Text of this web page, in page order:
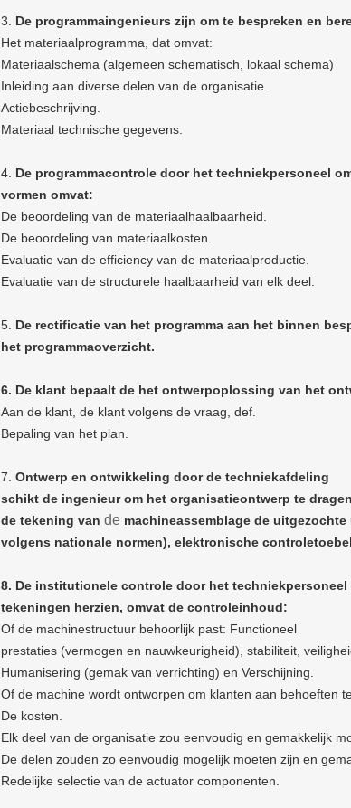
3. De programmaingenieurs zijn om te bespreken en
Het materiaalprogramma, dat omvat:
Materiaalschema (algemeen schematisch, lokaal schema)
Inleiding aan diverse delen van de organisatie.
Actiebeschrijving.
Materiaal technische gegevens.
4. De programmacontrole door het techniekpersoneel
vormen omvat:
De beoordeling van de materiaalhaalbaarheid.
De beoordeling van materiaalkosten.
Evaluatie van de efficiency van de materiaalproductie.
Evaluatie van de structurele haalbaarheid van elk deel.
5. De rectificatie van het programma aan het binnen
het programmaoverzicht.
6. De klant bepaalt de het ontwerpoplossing van het
Aan de klant, de klant volgens de vraag, def.
Bepaling van het plan.
7. Ontwerp en ontwikkeling door de techniekafdeling
schikt de ingenieur om het organisatieontwerp te
de tekening van de machineassemblage de
volgens nationale normen), elektronische
8. De institutionele controle door het techniekpersoneel
tekeningen herzien, omvat de controleinhoud:
Of de machinestructuur behoorlijk past: Functioneel
prestaties (vermogen en nauwkeurigheid), stabiliteit,
Humanisering (gemak van verrichting) en Verschijning.
Of de machine wordt ontworpen om klanten aan behoeften
De kosten.
Elk deel van de organisatie zou eenvoudig en gemakkelijk
De delen zouden zo eenvoudig mogelijk moeten zijn en
Redelijke selectie van de actuator componenten.